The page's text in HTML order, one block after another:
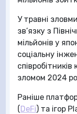
У травні
зв’язку з
мільйонів у
соціальну
зломом 2024
Раніше
(DeFi) та ігор